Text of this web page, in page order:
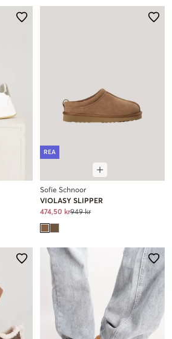
REA
Sofie Schnoor
VIOLASY SLIPPER
474,50 kr949 kr